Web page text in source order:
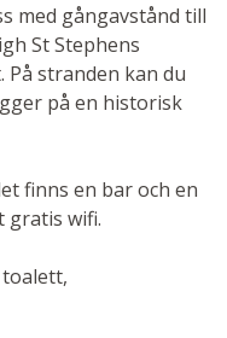
med gångavstånd till
St Stephens
På stranden kan du
på en historisk
finns en bar och en
gratis wifi.